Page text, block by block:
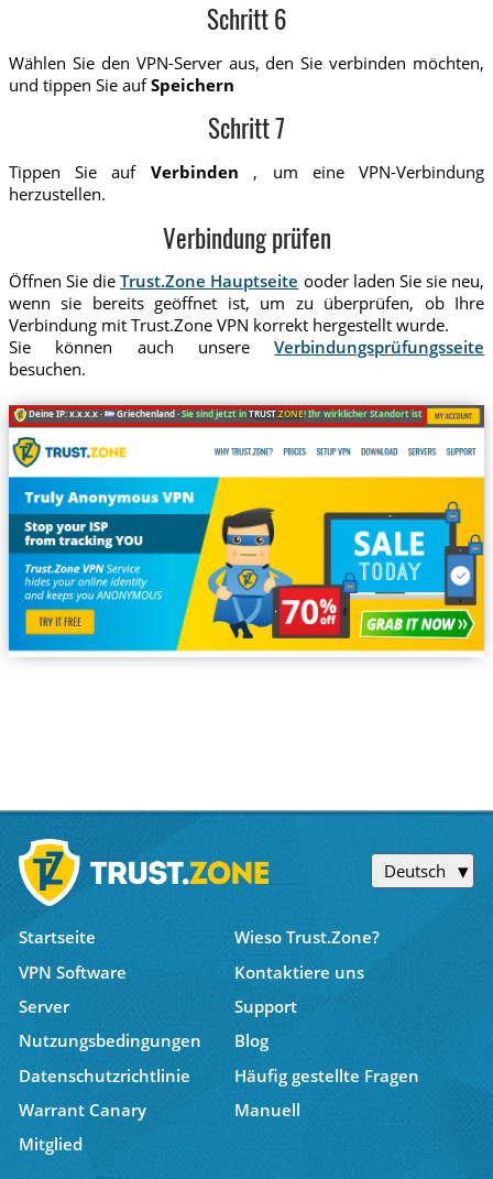
Schritt 6
Wählen Sie den VPN-Server aus, den Sie verbinden möchten,
und tippen Sie aufSpeichern
Schritt 7
Tippen Sie auf Verbinden , um eine VPN-Verbindung
herzustellen.
Verbindung prüfen
Öffnen Sie dieTrust.Zone Hauptseite ooder laden Sie sie neu,
wenn sie bereits geöffnet ist, um zu überprüfen, ob Ihre
Verbindung mit Trust.Zone VPN korrekt hergestellt wurde.
Sie können auch unsereVerbindungsprüfungsseite
besuchen.
Deine IP: x.x.x.x · Griechenland ·Sie sind jetzt inTRUST.ZONE! Ihr wirklicher Standort ist versteckt!
Deutsch
Startseite
Wieso Trust.Zone?
VPN Software
Kontaktiere uns
Server
Support
Nutzungsbedingungen
Blog
Datenschutzrichtlinie
Häufig gestellte Fragen
Warrant Canary
Manuell
Mitglied